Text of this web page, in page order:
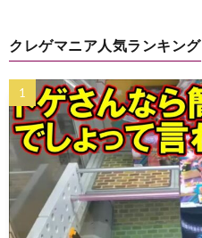
クレゲマニア人気ランキング